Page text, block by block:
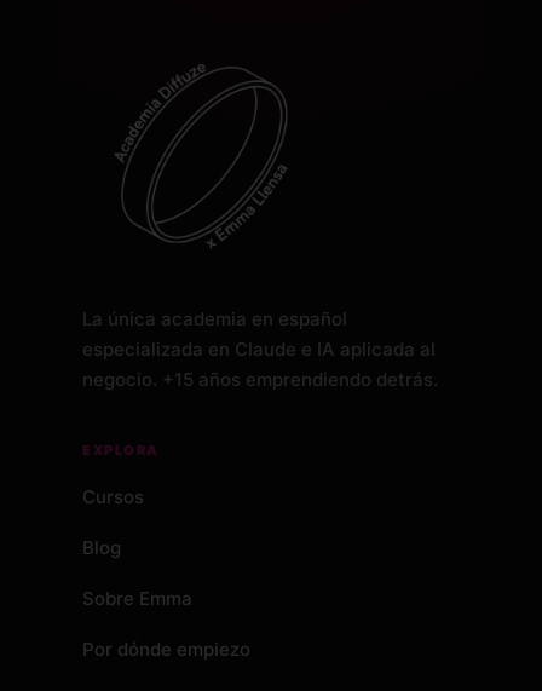
La única academia en español
especializada en Claude e IA aplicada al
negocio. +15 años emprendiendo detrás.
EXPLORA
Cursos
Blog
Sobre Emma
Por dónde empiezo